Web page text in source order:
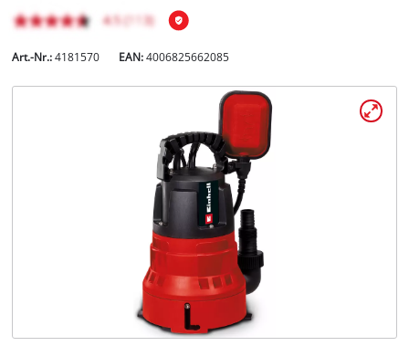
Art.-Nr.: 4181570 EAN:4006825662085